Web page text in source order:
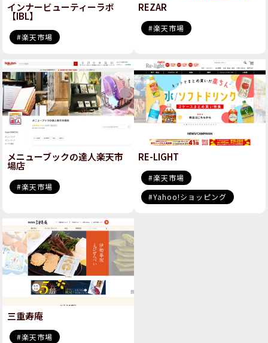
インナービューティーラボ
【IBL】
楽天市場
REZAR
楽天市場
メニューブックの達人楽天市
場店
楽天市場
RE-LIGHT
楽天市場
Yahoo!ショッピング
三重寿庵
楽天市場